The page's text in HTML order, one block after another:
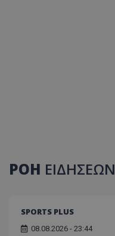
ΡΟΗ ΕΙΔΗΣΕΩΝ
SPORTS PLUS
08.08.2026 - 23:44